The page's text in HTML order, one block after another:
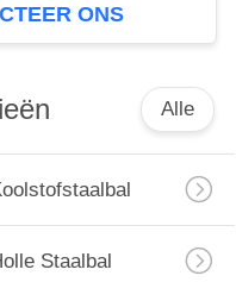
ONS
Alle
Staalbal